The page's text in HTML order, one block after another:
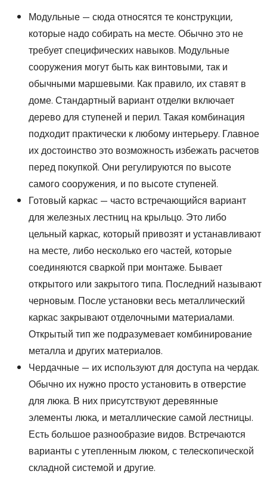
Модульные — сюда относятся те конструкции,
которые надо собирать на месте. Обычно это не
требует специфических навыков. Модульные
сооружения могут быть как винтовыми, так и
обычными маршевыми. Как правило, их ставят в
доме. Стандартный вариант отделки включает
дерево для ступеней и перил. Такая комбинация
подходит практически к любому интерьеру. Главное
их достоинство это возможность избежать расчетов
перед покупкой. Они регулируются по высоте
самого сооружения, и по высоте ступеней.
Готовый каркас — часто встречающийся вариант
для железных лестниц на крыльцо. Это либо
цельный каркас, который привозят и устанавливают
на месте, либо несколько его частей, которые
соединяются сваркой при монтаже. Бывает
открытого или закрытого типа. Последний называют
черновым. После установки весь металлический
каркас закрывают отделочными материалами.
Открытый тип же подразумевает комбинирование
металла и других материалов.
Чердачные — их используют для доступа на чердак.
Обычно их нужно просто установить в отверстие
для люка. В них присутствуют деревянные
элементы люка, и металлические самой лестницы.
Есть большое разнообразие видов. Встречаются
варианты с утепленным люком, с телескопической
складной системой и другие.